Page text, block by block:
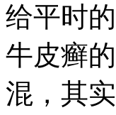
给平时
牛皮癣
混，其